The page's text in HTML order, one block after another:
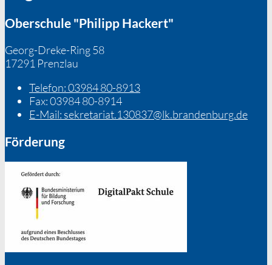
Oberschule "Philipp Hackert"
Georg-Dreke-Ring 58
17291 Prenzlau
Telefon:03984 80-8913
Fax:03984 80-8914
E-Mail: sekretariat.130837@lk.brandenburg.de
Förderung